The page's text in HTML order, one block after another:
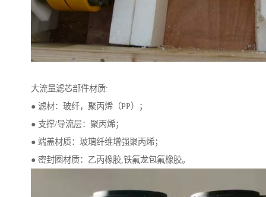
大流量滤芯部件材质:
● 滤材：玻纤，聚丙烯（PP）；
● 支撑/导流层：聚丙烯；
● 端盖材质：玻璃纤维增强聚丙烯；
● 密封圈材质：乙丙橡胶,铁氟龙包氟橡胶。